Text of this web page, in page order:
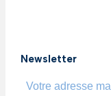
Newsletter